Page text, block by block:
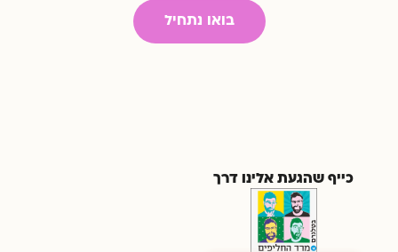
בואו נתחיל
כייף שהגעת אלינו דרך